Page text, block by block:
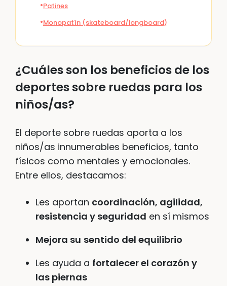
Patines
Monopatín (skateboard/longboard)
¿Cuáles son los beneficios de los
deportes sobre ruedas para los
niños/as?
El deporte sobre ruedas aporta a los
niños/as innumerables beneficios, tanto
físicos como mentales y emocionales.
Entre ellos, destacamos:
Les aportan coordinación, agilidad,
resistencia y seguridad en sí mismos
Mejora su sentido del equilibrio
Les ayuda a fortalecer el corazón y
las piernas